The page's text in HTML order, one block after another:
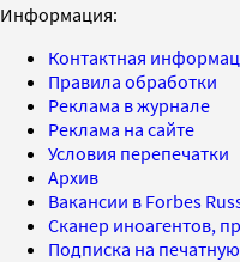
Информация:
Контактная
Правила обработки
Реклама в журнале
Реклама на сайте
Условия перепечатки
Архив
Вакансии в Forbes
Сканер иноагентов,
Подписка на